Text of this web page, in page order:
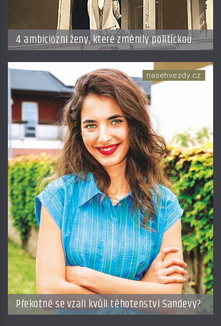
4 ambiciózní ženy, které změnily politickou
hru: Manželé je posílali do kuchyně marně
Překotně se vzali kvůli těhotenství Sandevy?
nasehvezdy.cz